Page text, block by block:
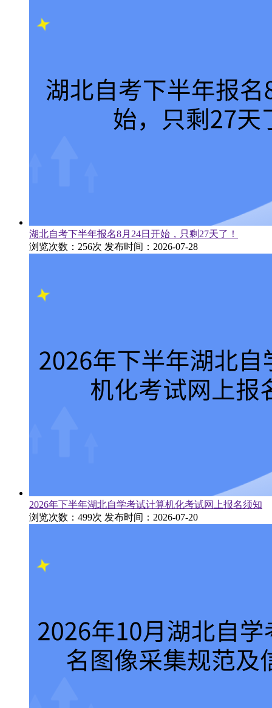
湖北自考下半年报名8月24日开始，只剩27天了！
浏览次数：256次 发布时间：2026-07-28
2026年下半年湖北自学考试计算机化考试网上报名须知
浏览次数：499次 发布时间：2026-07-20